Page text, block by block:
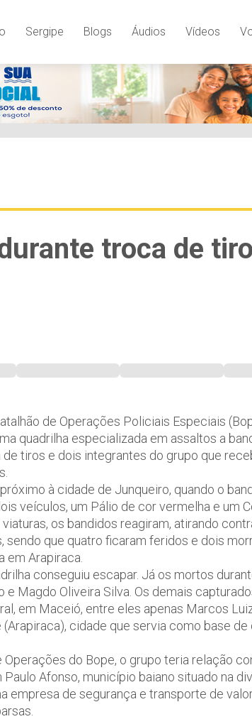
Sergipe Blogs Áudios Vídeos
troca de
de Operações Policiais Especiais
quadrilha especializada em assaltos a
tiros e dois integrantes do grupo que
à cidade de Junqueiro, quando o
veículos, um Pálio de cor vermelha e um
os bandidos reagiram, atirando
que quatro ficaram feridos e dois
em Arapiraca.
conseguiu escapar. Já os mortos
Magdo Oliveira Silva. Os demais
em Maceió, entre eles apenas Marcos
cidade que servia como base
do Bope, o grupo teria relação
Afonso, município baiano situado na
empresa de segurança e transporte de